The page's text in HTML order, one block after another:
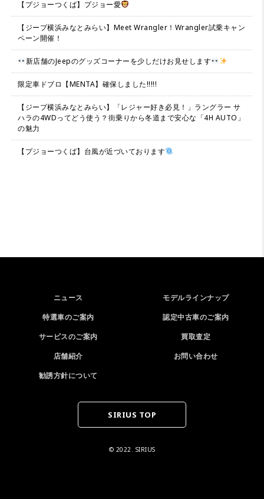
【プジョーつくば】プジョー愛
【ジープ横浜みなとみらい】Meet Wrangler！Wrangler試乗キャン
ペーン開催！
新店舗のJeepのグッズコーナーを少しだけお見せします
限定車ドブロ【MENTA】確保しました!!!!!
【ジープ横浜みなとみらい】「レジャー好き必見！」ラングラー サ
ハラの4WDってどう使う？街乗りから冬道まで安心な「4H AUTO」
の魅力
【プジョーつくば】台風が近づいております
ニュース
モデルラインナップ
特選車のご案内
認定中古車のご案内
サービスのご案内
買取査定
店舗紹介
お問い合わせ
勧誘方針について
SIRIUS TOP
© 2022. SIRIUS